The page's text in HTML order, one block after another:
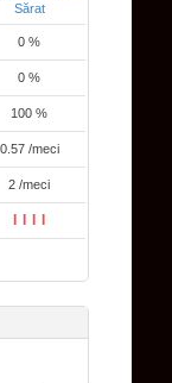
Sărat
0 %
0 %
100 %
0.57 /meci
2 /meci